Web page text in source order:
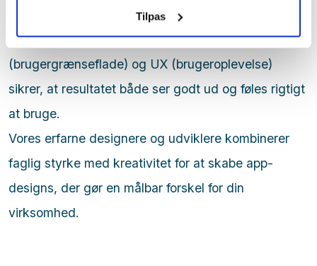
Tilpas
Fra de første skitser til det færdige produkt følger vi
dig hele vejen. Vores ekspertise inden for UI
(brugergrænseflade) og UX (brugeroplevelse)
sikrer, at resultatet både ser godt ud og føles rigtigt
at bruge.
Vores erfarne designere og udviklere kombinerer
faglig styrke med kreativitet for at skabe app-
designs, der gør en målbar forskel for din
virksomhed.